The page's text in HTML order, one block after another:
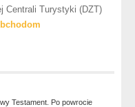
Centrali Turystyki (DZT)
Testament. Po powrocie